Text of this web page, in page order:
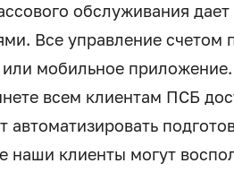
обслуживания
Все управление счетом
мобильное
всем клиентам ПСБ
наши клиенты могут